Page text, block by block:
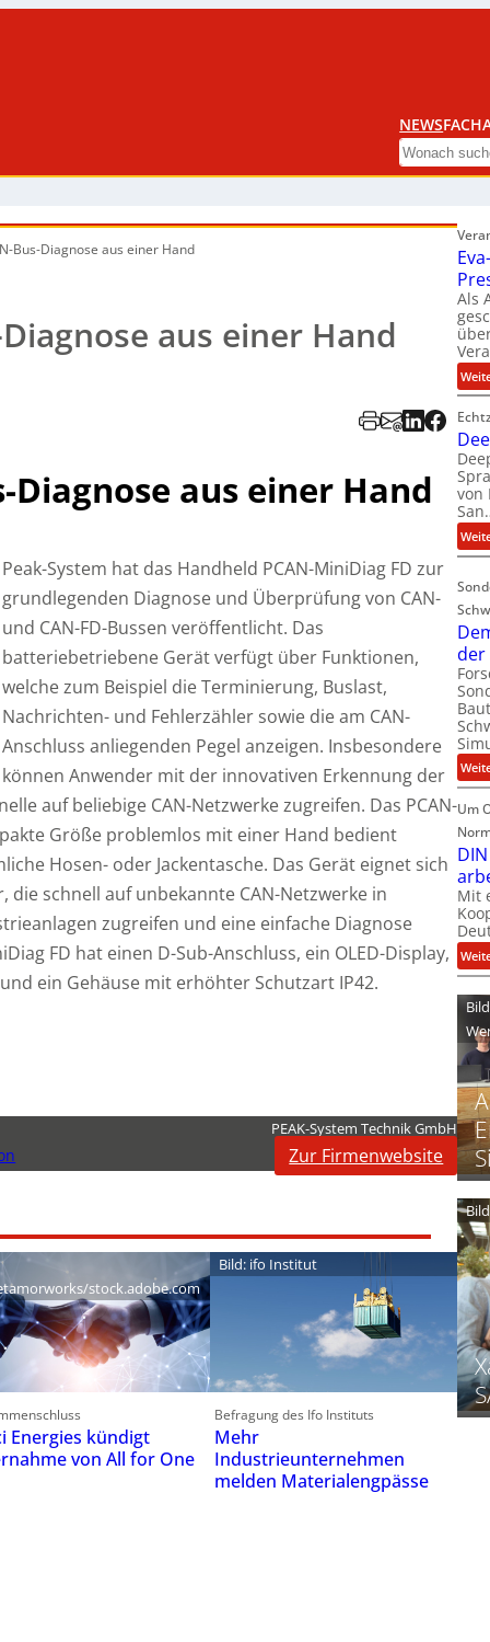
NEWS
Search
Bus-Diagnose aus einer Hand
aus einer Hand
Diagnose aus einer Hand
Peak-System hat das Handheld PCAN-MiniDiag FD zur
grundlegenden Diagnose und Überprüfung von CAN-
und CAN-FD-Bussen veröffentlicht. Das
batteriebetriebene Gerät verfügt über Funktionen,
welche zum Beispiel die Terminierung, Buslast,
Nachrichten- und Fehlerzähler sowie die am CAN-
Anschluss anliegenden Pegel anzeigen. Insbesondere
können Anwender mit der innovativen Erkennung der
auf beliebige CAN-Netzwerke zugreifen. Das PCAN-
Größe problemlos mit einer Hand bedient
Hosen- oder Jackentasche. Das Gerät eignet sich
schnell auf unbekannte CAN-Netzwerke in
zugreifen und eine einfache Diagnose
FD hat einen D-Sub-Anschluss, ein OLED-Display,
ein Gehäuse mit erhöhter Schutzart IP42.
PEAK-System Technik GmbH
Zur Firmenwebsite
stock.adobe.com
Energies kündigt
von All for One
Bild: ifo Institut
Befragung des Ifo Instituts
Mehr
Industrieunternehmen
melden Materialengpässe
Als
von
der
Um
Mit